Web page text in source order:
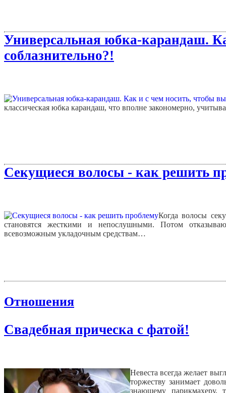
Универсальная юбка-карандаш.
соблазнительно?!
классическая юбка карандаш, что вполне закономерно,
Секущиеся волосы - как решить
Когда волосы
становятся жесткими и непослушными. Потом
всевозможным укладочным средствам…
Отношения
Свадебная прическа с фатой!
Невеста всегда желает
торжеству занимает
знающему парикмахеру,